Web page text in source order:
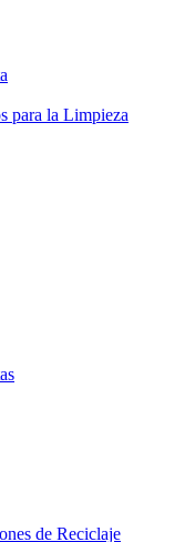
para la Limpieza
de Reciclaje